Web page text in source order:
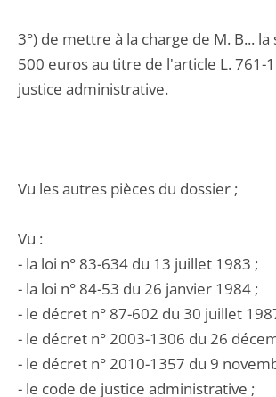
3°) de mettre à la charge de M. B...
500 euros au titre de l'article L. 761-
justice administrative.
Vu les autres pièces du dossier ;
Vu :
- la loi n° 83-634 du 13 juillet 1983 ;
- la loi n° 84-53 du 26 janvier 1984 ;
- le décret n° 87-602 du 30 juillet
- le décret n° 2003-1306 du 26
- le décret n° 2010-1357 du 9
- le code de justice administrative ;